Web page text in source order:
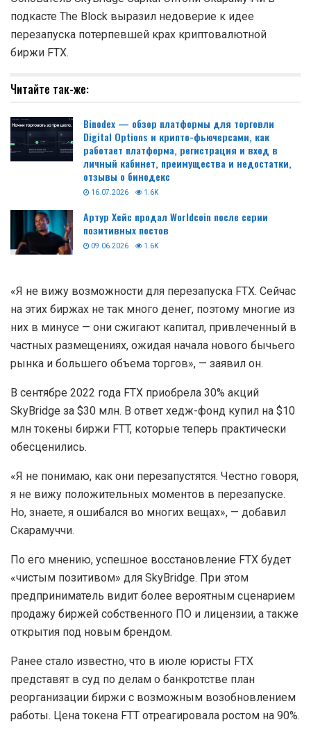
подкасте The Block выразил недоверие к идее
перезапуска потерпевшей крах криптовалютной
биржи FTX.
Читайте так-же:
Binodex — обзор платформы для торговли
Digital Options и крипто-фьючерсами, как
работает платформа, регистрация и вход в
личный кабинет, преимущества и недостатки,
отзывы о бинодекс
16.07.2026 1.6K
Артур Хейс продал Worldcoin после серии
позитивных постов
09.06.2026 1.6K
«Я не вижу возможности для перезапуска FTX. Сейчас
на этих биржах не так много денег, поэтому многие из
них в минусе — они сжигают капитал, привлеченный в
частных размещениях, ожидая начала нового бычьего
рынка и большего объема торгов», — заявил он.
В сентябре 2022 года FTX приобрела 30% акций
SkyBridge за $30 млн. В ответ хедж-фонд купил на $10
млн токены биржи FTT, которые теперь практически
обесценились.
«Я не понимаю, как они перезапустятся. Честно говоря,
я не вижу положительных моментов в перезапуске.
Но, знаете, я ошибался во многих вещах», — добавил
Скарамуччи.
По его мнению, успешное восстановление FTX будет
«чистым позитивом» для SkyBridge. При этом
предприниматель видит более вероятным сценарием
продажу биржей собственного ПО и лицензии, а также
открытия под новым брендом.
Ранее стало известно, что в июле юристы FTX
представят в суд по делам о банкротстве план
реорганизации биржи с возможным возобновлением
работы. Цена токена FTT отреагировала ростом на 90%.